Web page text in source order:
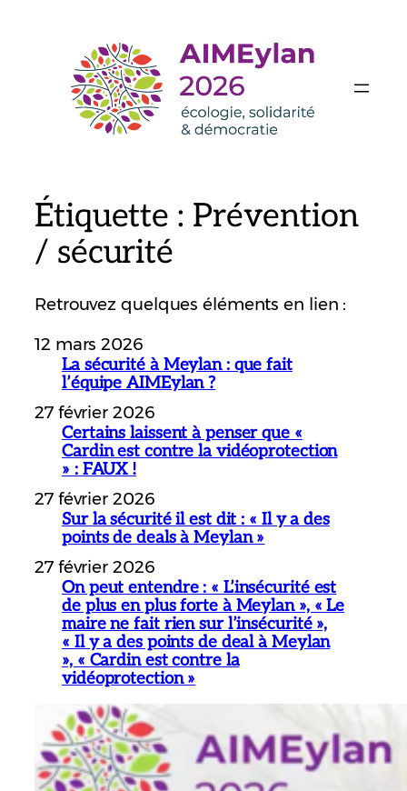
Étiquette : Prévention
/ sécurité
Retrouvez quelques éléments en lien :
12 mars 2026
La sécurité à Meylan : que fait
l’équipe AIMEylan ?
27 février 2026
Certains laissent à penser que «
Cardin est contre la vidéoprotection
» : FAUX !
27 février 2026
Sur la sécurité il est dit : « Il y a des
points de deals à Meylan »
27 février 2026
On peut entendre : « L’insécurité est
de plus en plus forte à Meylan », « Le
maire ne fait rien sur l’insécurité »,
« Il y a des points de deal à Meylan
», « Cardin est contre la
vidéoprotection »